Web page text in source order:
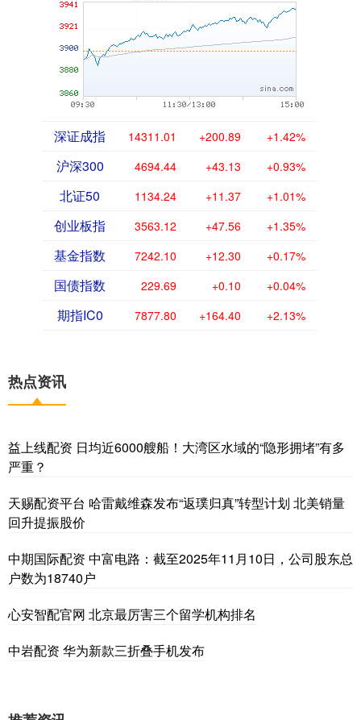
深证成指 14311.01 +200.89 +1.42%
沪深300 4694.44 +43.13 +0.93%
北证50 1134.24 +11.37 +1.01%
创业板指 3563.12 +47.56 +1.35%
基金指数 7242.10 +12.30 +0.17%
国债指数 229.69 +0.10 +0.04%
期指IC0 7877.80 +164.40 +2.13%
热点资讯
益上线配资 日均近6000艘船！大湾区水域的“隐形拥堵”有多
严重？
天赐配资平台 哈雷戴维森发布“返璞归真”转型计划 北美销量
回升提振股价
中期国际配资 中富电路：截至2025年11月10日，公司股东总
户数为18740户
心安智配官网 北京最厉害三个留学机构排名
中岩配资 华为新款三折叠手机发布